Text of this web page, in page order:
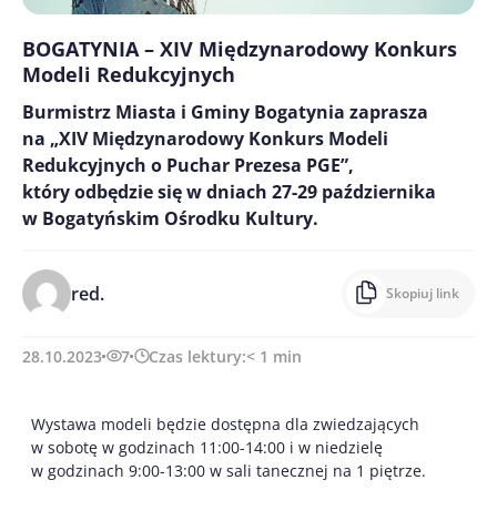
BOGATYNIA – XIV Międzynarodowy Konkurs
Modeli Redukcyjnych
Burmistrz Miasta i Gminy Bogatynia zaprasza
na „XIV Międzynarodowy Konkurs Modeli
Redukcyjnych o Puchar Prezesa PGE”,
który odbędzie się w dniach 27-29 października
w Bogatyńskim Ośrodku Kultury.
red. Skopiuj link
28.10.2023 7 Czas lektury:< 1 min
Wystawa modeli będzie dostępna dla zwiedzających
w sobotę w godzinach 11:00-14:00 i w niedzielę
w godzinach 9:00-13:00 w sali tanecznej na 1 piętrze.